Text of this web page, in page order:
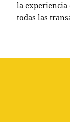
la experiencia
todas las